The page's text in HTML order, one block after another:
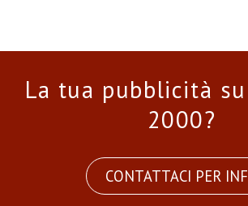
La tua pubblicità
2000?
CONTATTACI PER